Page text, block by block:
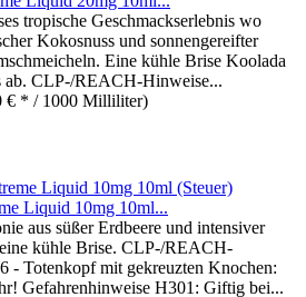
tropische Geschmackserlebnis wo
Kokosnuss und sonnengereifter
Eine kühle Brise Koolada
ab. CLP-/REACH-Hinweise...
€ * / 1000 Milliliter)
Liquid 10mg 10ml...
aus süßer Erdbeere und intensiver
kühle Brise. CLP-/REACH-
- Totenkopf mit gekreuzten Knochen:
Gefahrenhinweise H301: Giftig bei...